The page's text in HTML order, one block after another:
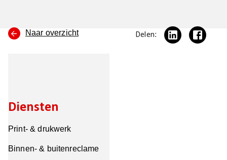
Naar overzicht Delen:
Diensten
Print- & drukwerk
Binnen- & buitenreclame